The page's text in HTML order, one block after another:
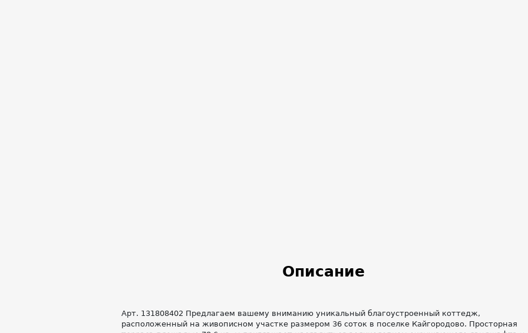
Описание
Арт. 131808402 Предлагаем вашему вниманию уникальный благоустроенный коттедж,
расположенный на живописном участке размером 36 соток в поселке Кайгородово. Просторная